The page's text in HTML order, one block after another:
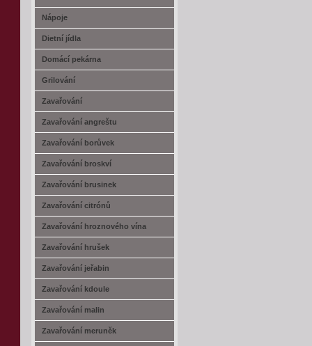
Nápoje
Dietní jídla
Domácí pekárna
Grilování
Zavařování
Zavařování angreštu
Zavařování borůvek
Zavařování broskví
Zavařování brusinek
Zavařování citrónů
Zavařování hroznového vína
Zavařování hrušek
Zavařování jeřabin
Zavařování kdoule
Zavařování malin
Zavařování meruněk